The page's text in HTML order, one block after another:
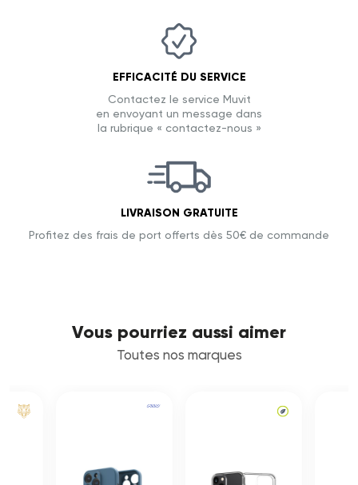
EFFICACITÉ DU SERVICE
Contactez le service Muvit
en envoyant un message dans
la rubrique « contactez-nous »
LIVRAISON GRATUITE
Profitez des frais de port offerts dès 50€ de commande
Vous pourriez aussi aimer
Toutes nos marques